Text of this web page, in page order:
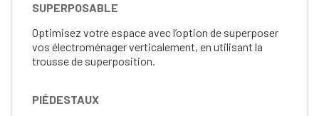
SUPERPOSABLE
Optimisez votre espace avec l’option de superposer
vos électroménager verticalement, en utilisant la
trousse de superposition.
PIÉDESTAUX